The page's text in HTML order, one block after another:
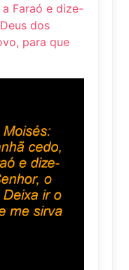
Faraó e dize-
dos
para que